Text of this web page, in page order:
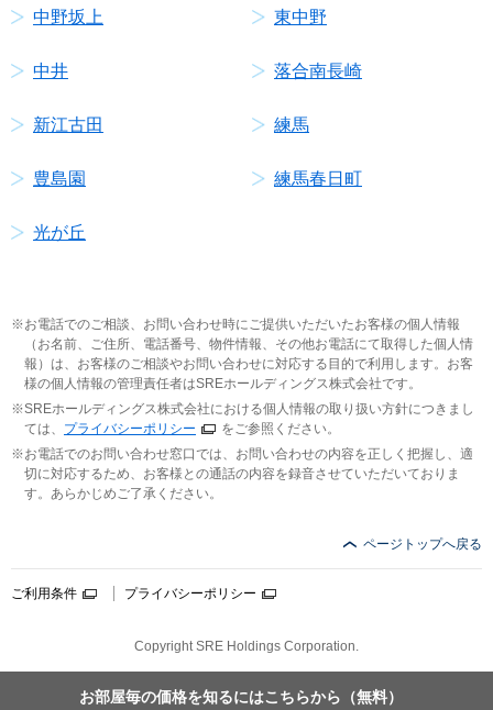
中野坂上 東中野
中井 落合南長崎
新江古田 練馬
豊島園 練馬春日町
光が丘
お部屋毎の価格を知るにはこちらから （無料）
お電話でのご相談、お問い合わせ時にご提供いただいたお客様の個人情報
（お名前、ご住所、電話番号、物件情報、その他お電話にて取得した個人情
報）は、お客様のご相談やお問い合わせに対応する目的で利用します。お客
様の個人情報の管理責任者はSREホールディングス株式会社です。
SREホールディングス株式会社における個人情報の取り扱い方針につきまし
ては、 プライバシーポリシー
をご参照ください。
お電話でのお問い合わせ窓口では、お問い合わせの内容を正しく把握し、適
切に対応するため、お客様との通話の内容を録音させていただいておりま
す。あらかじめご了承ください。
ページトップへ戻る
ご利用条件 プライバシーポリシー
Copyright SRE Holdings Corporation.